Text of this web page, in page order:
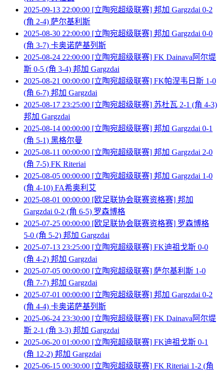
2025-09-13 22:00:00 [立陶宛超级联赛] 邦加 Gargzdai 0-2
(角 2-4) 萨尔基利斯
2025-08-30 22:00:00 [立陶宛超级联赛] 邦加 Gargzdai 0-0
(角 3-7) 卡奥诺萨基列斯
2025-08-24 22:00:00 [立陶宛超级联赛] FK Dainava阿尔堤
斯 0-5 (角 3-4) 邦加 Gargzdai
2025-08-21 00:00:00 [立陶宛超级联赛] FK帕涅韦日斯 1-0
(角 6-7) 邦加 Gargzdai
2025-08-17 23:25:00 [立陶宛超级联赛] 苏杜瓦 2-1 (角 4-3)
邦加 Gargzdai
2025-08-14 00:00:00 [立陶宛超级联赛] 邦加 Gargzdai 0-1
(角 5-1) 黑格尔曼
2025-08-11 00:00:00 [立陶宛超级联赛] 邦加 Gargzdai 2-0
(角 7-5) FK Riteriai
2025-08-05 00:00:00 [立陶宛超级联赛] 邦加 Gargzdai 1-0
(角 4-10) FA希奥利艾
2025-08-01 00:00:00 [欧足联协会联赛资格赛] 邦加
Gargzdai 0-2 (角 6-5) 罗森博格
2025-07-25 00:00:00 [欧足联协会联赛资格赛] 罗森博格
5-0 (角 5-2) 邦加 Gargzdai
2025-07-13 23:25:00 [立陶宛超级联赛] FK迪祖戈斯 0-0
(角 4-2) 邦加 Gargzdai
2025-07-05 00:00:00 [立陶宛超级联赛] 萨尔基利斯 1-0
(角 7-7) 邦加 Gargzdai
2025-07-01 00:00:00 [立陶宛超级联赛] 邦加 Gargzdai 0-2
(角 4-4) 卡奥诺萨基列斯
2025-06-24 23:30:00 [立陶宛超级联赛] FK Dainava阿尔堤
斯 2-1 (角 3-3) 邦加 Gargzdai
2025-06-20 01:00:00 [立陶宛超级联赛] FK迪祖戈斯 0-1
(角 12-2) 邦加 Gargzdai
2025-06-15 00:30:00 [立陶宛超级联赛] FK Riteriai 1-2 (角